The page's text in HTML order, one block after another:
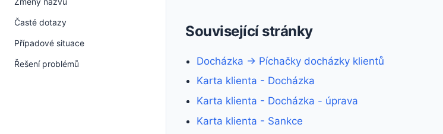
Časté dotazy
Případové situace
Řešení problémů
Související stránky
Docházka → Píchačky docházky klientů
Karta klienta - Docházka
Karta klienta - Docházka - úprava
Karta klienta - Sankce